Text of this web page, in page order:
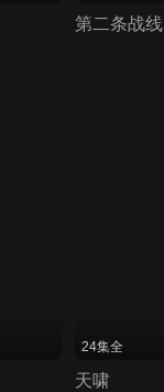
第二条战线
24集全
天啸